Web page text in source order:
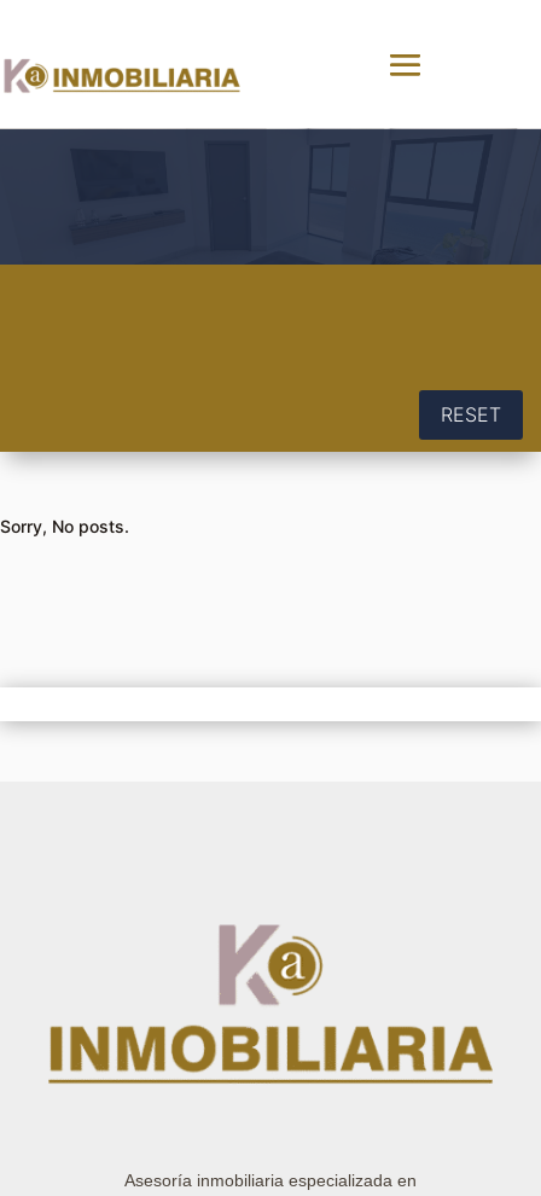
RESET
Sorry, No posts.
Asesoría inmobiliaria especializada en